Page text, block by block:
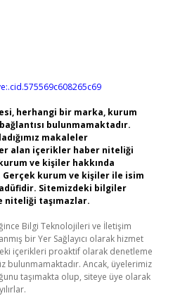
herhangi bir marka, kurum
bulunmamaktadır.
makaleler
alan içerikler haber niteliği
ve kişiler hakkında
Gerçek kurum ve kişiler ile isim
Sitemizdeki bilgiler
niteliği taşımazlar.
Bilgi Teknolojileri ve İletişim
bir Yer Sağlayıcı olarak hizmet
içerikleri proaktif olarak denetleme
bulunmamaktadır. Ancak, üyelerimiz
taşımakta olup, siteye üye olarak